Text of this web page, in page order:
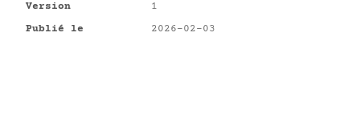
Version
1
Publié le
2026-02-03